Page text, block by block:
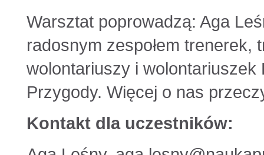
Warsztat poprowadzą: Aga
radosnym zespołem trenerek,
wolontariuszy i wolontariuszek
Przygody. Więcej o nas
Kontakt dla uczestników: